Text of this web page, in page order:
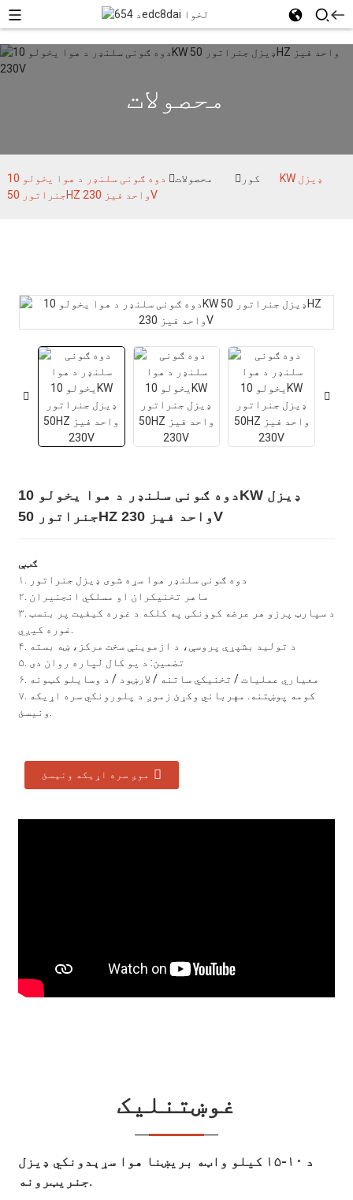
محصولات
کور محصولات
دوه ګونی سلنډر د هوا یخولو 10KW ډیزل
جنراتور 50HZ واحد فیز 230V
دوه ګونی سلنډر د هوا یخولو 10KW ډیزل
جنراتور 50HZ واحد فیز 230V
ګټې
۱. دوه ګونی سلنډر هوا سړه شوی ډیزل جنراتور
۲. ماهر تخنیکران او مسلکي انجنیران
۳. د سپارټ پرزو هر عرضه کوونکی په کلکه د غوره کیفیت پر بنسټ
۴. د تولید بشپړې پروسې، د ازموینې سخت مرکز، ښه بسته
۵. تضمین: د یو کال لپاره روان دی
۶. معیاري عملیات / تخنیکي ساتنه / لارښود / د وسایلو کټونه
۷. کومه پوښتنه. مهرباني وکړئ زموږ د پلورونکي سره اړیکه
موږ سره اړیکه ونیسئ
غوښتنلیک
د ۱۰-۱۵ کیلو واټه بریښنا هوا سړېدونکي ډیزل
جنریټرونه.